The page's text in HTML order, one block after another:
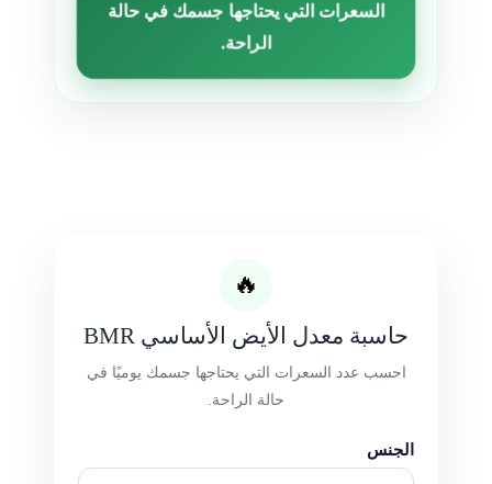
السعرات التي يحتاجها جسمك في حالة
الراحة.
🔥
حاسبة معدل الأيض الأساسي BMR
احسب عدد السعرات التي يحتاجها جسمك يوميًا في
حالة الراحة.
الجنس